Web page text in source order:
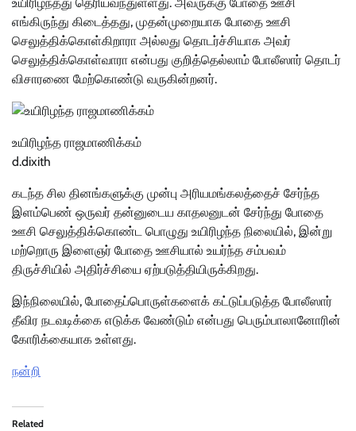
உயிரிழந்தது தெரியவந்துள்ளது. அவருக்கு போதை ஊசி
எங்கிருந்து கிடைத்தது, முதன்முறையாக போதை ஊசி
செலுத்திக்கொள்கிறாரா அல்லது தொடர்ச்சியாக அவர்
செலுத்திக்கொள்வாரா என்பது குறித்தெல்லாம் போலீஸார் தொடர்
விசாரணை மேற்கொண்டு வருகின்றனர்.
உயிரிழந்த ராஜமாணிக்கம்
d.dixith
கடந்த சில தினங்களுக்கு முன்பு அரியமங்கலத்தைச் சேர்ந்த
இளம்பெண் ஒருவர் தன்னுடைய காதலனுடன் சேர்ந்து போதை
ஊசி செலுத்திக்கொண்ட பொழுது உயிரிழந்த நிலையில், இன்று
மற்றொரு இளைஞர் போதை ஊசியால் உயர்ந்த சம்பவம்
திருச்சியில் அதிர்ச்சியை ஏற்படுத்தியிருக்கிறது.
இந்நிலையில், போதைப்பொருள்களைக் கட்டுப்படுத்த போலீஸார்
தீவிர நடவடிக்கை எடுக்க வேண்டும் என்பது பெரும்பாலானோரின்
கோரிக்கையாக உள்ளது.
நன்றி
Related